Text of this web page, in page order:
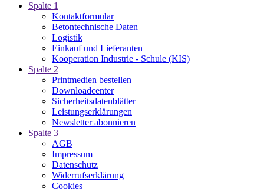
Spalte 1
Kontaktformular
Betontechnische Daten
Logistik
Einkauf und Lieferanten
Kooperation Industrie - Schule (KIS)
Spalte 2
Printmedien bestellen
Downloadcenter
Sicherheitsdatenblätter
Leistungserklärungen
Newsletter abonnieren
Spalte 3
AGB
Impressum
Datenschutz
Widerrufserklärung
Cookies